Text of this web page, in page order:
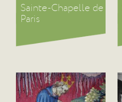
Sainte-Chapelle de
Paris